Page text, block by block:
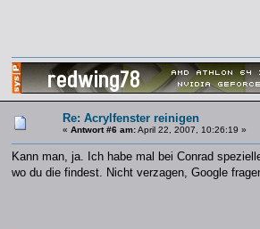
Re: Acrylfenster reinigen
« Antwort #6 am:April 22, 2007, 10:26:19 »
Kann man, ja. Ich habe mal bei Conrad
wo du die findest. Nicht verzagen, Google